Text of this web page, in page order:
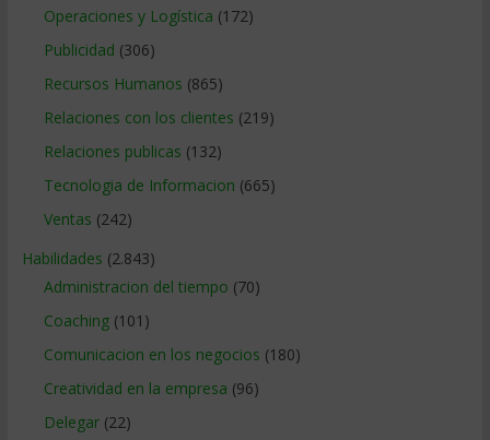
Operaciones y Logística (172)
Publicidad (306)
Recursos Humanos (865)
Relaciones con los clientes (219)
Relaciones publicas (132)
Tecnologia de Informacion (665)
Ventas (242)
Habilidades (2.843)
Administracion del tiempo (70)
Coaching(101)
Comunicacion en los negocios (180)
Creatividad en la empresa (96)
Delegar(22)